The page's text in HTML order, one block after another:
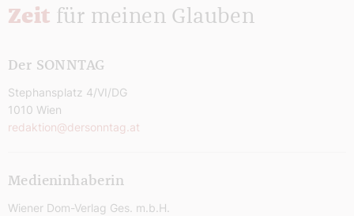
Zeit für meinen Glauben
Der SONNTAG
Stephansplatz 4/VI/DG
1010 Wien
redaktion@dersonntag.at
Medieninhaberin
Wiener Dom-Verlag Ges. m.b.H.